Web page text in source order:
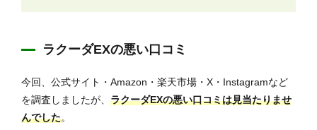
ラクーダEXの悪い口コミ
今回、公式サイト・Amazon・楽天市場・X・Instagramなど
を調査しましたが、 ラクーダEXの悪い口コミは見当たりませ
んでした。